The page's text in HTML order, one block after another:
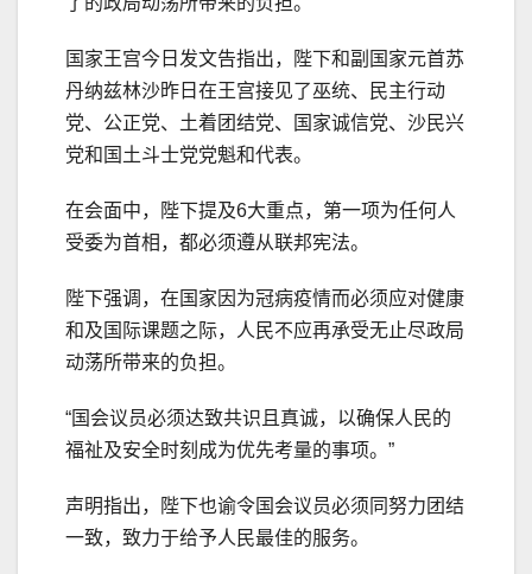
国家王宫今日发文告指出，陛下和副国家元首苏
丹纳兹林沙昨日在王宫接见了巫统、民主行动
党、公正党、土着团结党、国家诚信党、沙民兴
党和国土斗士党党魁和代表。
在会面中，陛下提及6大重点，第一项为任何人
受委为首相，都必须遵从联邦宪法。
陛下强调，在国家因为冠病疫情而必须应对健康
和及国际课题之际，人民不应再承受无止尽政局
动荡所带来的负担。
“国会议员必须达致共识且真诚，以确保人民的
福祉及安全时刻成为优先考量的事项。”
声明指出，陛下也谕令国会议员必须同努力团结
一致，致力于给予人民最佳的服务。